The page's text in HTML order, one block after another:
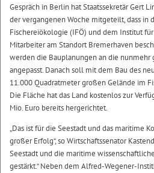
Gespräch in Berlin hat Staatssekretär Gert
der vergangenen Woche mitgeteilt, dass in
Fischereiökologie (IFÖ) und dem Institut
Mitarbeiter am Standort Bremerhaven
werden die Bauplanungen an die
angepasst. Danach soll mit dem Bau des
11.000 Quadratmeter großen Gelände im
Die Fläche hat das Land kostenlos zur
Mio. Euro bereits hergerichtet.
„Das ist für die Seestadt und das maritime
großer Erfolg“, so Wirtschaftssenator
Seestadt und die maritime
gestärkt.“ Neben dem Alfred-Wegener-